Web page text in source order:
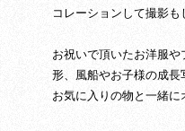
コレーションして撮影も
お祝いで頂いたお洋服や
形、風船やお子様の成長
お気に入りの物と一緒に